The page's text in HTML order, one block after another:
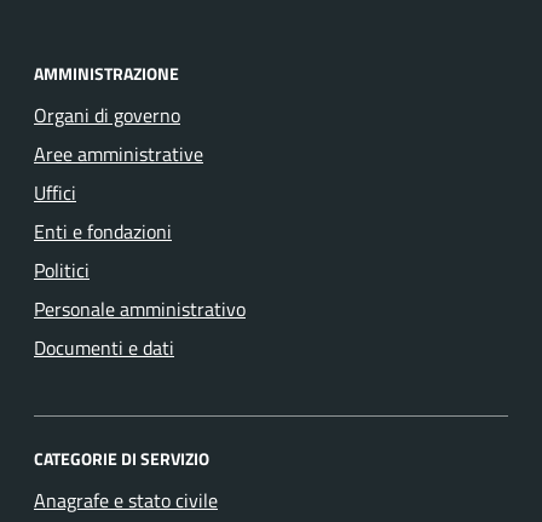
AMMINISTRAZIONE
Organi di governo
Aree amministrative
Uffici
Enti e fondazioni
Politici
Personale amministrativo
Documenti e dati
CATEGORIE DI SERVIZIO
Anagrafe e stato civile